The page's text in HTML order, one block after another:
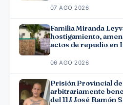
07 AGO 2026
Familia Miranda
hostigamiento,
actos de repudio en
06 AGO 2026
Prisión Provincial
arbitrariamente
del 11J José Ramón